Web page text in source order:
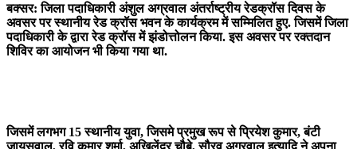
बक्सर: जिला पदाधिकारी अंशुल अग्रवाल अंतर्राष्ट्रीय रेडक्रॉस दिवस के
अवसर पर स्थानीय रेड क्रॉस भवन के कार्यक्रम में सम्मिलित हुए. जिसमें जिला
पदाधिकारी के द्वारा रेड क्रॉस में झंडोत्तोलन किया. इस अवसर पर रक्तदान
शिविर का आयोजन भी किया गया था.
जिसमें लगभग 15 स्थानीय युवा, जिसमे प्रमुख रूप से प्रियेश कुमार, बंटी
जायसवाल, रवि कुमार शर्मा, अखिलेंद्र चौबे, सौरव अग्रवाल इत्यादि ने अपना